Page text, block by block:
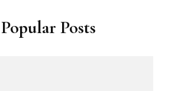
Popular Posts